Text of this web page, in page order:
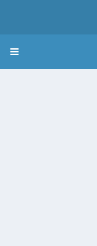
Bulmaca